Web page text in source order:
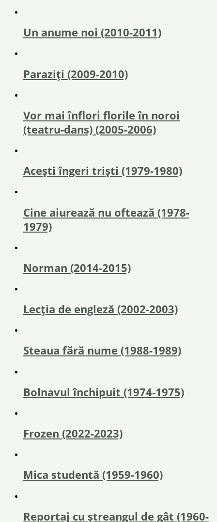
Un anume noi (2010-2011)
Paraziţi (2009-2010)
Vor mai înflori florile în noroi
(teatru-dans) (2005-2006)
Acești îngeri triști (1979-1980)
Cine aiurează nu oftează (1978-
1979)
Norman (2014-2015)
Lecția de engleză (2002-2003)
Steaua fără nume (1988-1989)
Bolnavul închipuit (1974-1975)
Frozen (2022-2023)
Mica studentă (1959-1960)
Reportaj cu ștreangul de gât (1960-